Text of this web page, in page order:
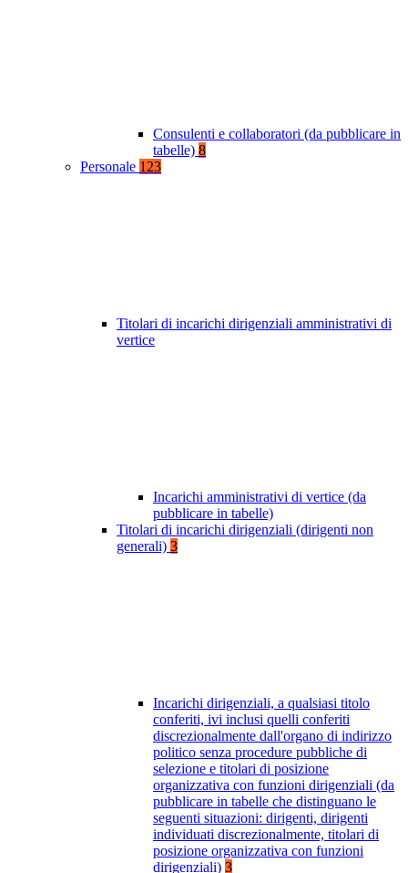
Consulenti e collaboratori (da pubblicare in
tabelle) 8
Personale 123
Titolari di incarichi dirigenziali amministrativi di
vertice
Incarichi amministrativi di vertice (da
pubblicare in tabelle)
Titolari di incarichi dirigenziali (dirigenti non
generali) 3
Incarichi dirigenziali, a qualsiasi titolo
conferiti, ivi inclusi quelli conferiti
discrezionalmente dall'organo di indirizzo
politico senza procedure pubbliche di
selezione e titolari di posizione
organizzativa con funzioni dirigenziali (da
pubblicare in tabelle che distinguano le
seguenti situazioni: dirigenti, dirigenti
individuati discrezionalmente, titolari di
posizione organizzativa con funzioni
dirigenziali) 3